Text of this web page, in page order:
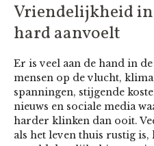
Vriendelijkheid in
hard aanvoelt
Er is veel aan de hand in
mensen op de vlucht,
spanningen, stijgende
nieuws en sociale media
harder klinken dan ooit.
als het leven thuis rustig